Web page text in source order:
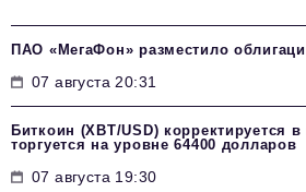
ПАО «МегаФон» разместило
07 августа 20:31
Биткоин (XBT/USD) корректируется
торгуется на уровне 64400 долларов
07 августа 19:30